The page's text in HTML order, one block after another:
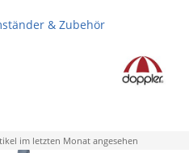
& Zubehör
im letzten Monat angesehen